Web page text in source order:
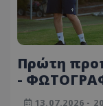
Πρώτη
-
13.07.2026 -